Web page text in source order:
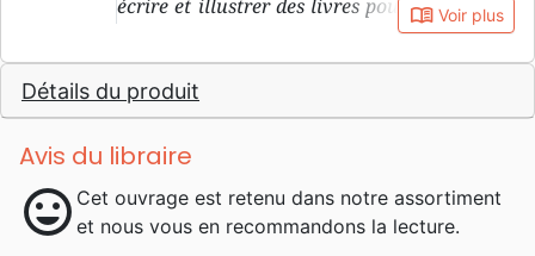
écrire et illustrer des livres pour enfants qui
plaisent aussi aux parents. Elle est mariée à
Tim depuis 2008 et ils ont deux enfants.
book_open Voir plus
Détails du produit
Avis du libraire
mood Cet ouvrage est retenu dans notre assortiment
et nous vous en recommandons la lecture.